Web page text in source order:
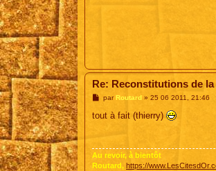
Re: Reconstitutions de
M
s
parRoutard» 25 06 2011, 21:46
tout à fait (thierry)
Au revoir, à bientôt
Routard, https://